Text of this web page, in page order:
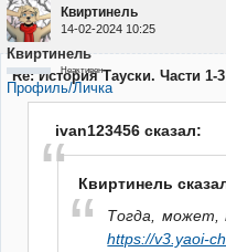
Квиртинель
14-02-2024 10:25
Квиртинель
Неактивен
Профиль/Личка
Re: История Тауски. Части 1-3
ivan123456 сказал:
Квиртинель
Тогда, может,
https://v3.yaoi-